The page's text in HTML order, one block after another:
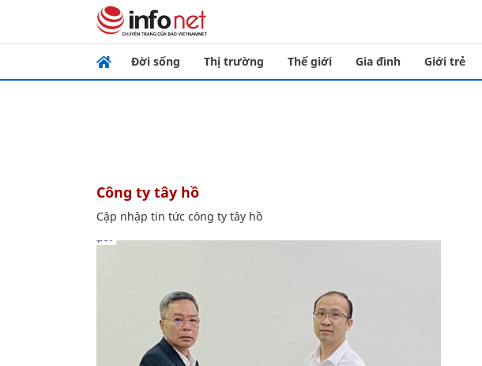
Đời sống Thị trường Thế giới Gia đình Giới trẻ
công ty tây hồ
Cập nhập tin tức công ty tây hồ